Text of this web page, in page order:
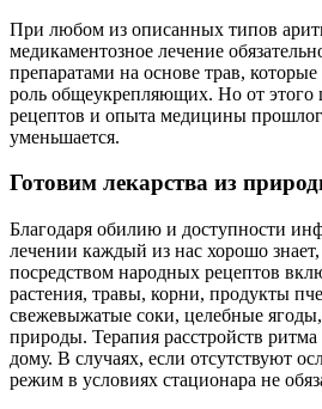
При любом из описанных типов
медикаментозное лечение
препаратами на основе трав,
роль общеукрепляющих. Но от этого
рецептов и опыта медицины
уменьшается.
Готовим лекарства из
Благодаря обилию и доступности
лечении каждый из нас хорошо знает,
посредством народных рецептов
растения, травы, корни, продукты
свежевыжатые соки, целебные
природы. Терапия расстройств
дому. В случаях, если отсутствуют
режим в условиях стационара не